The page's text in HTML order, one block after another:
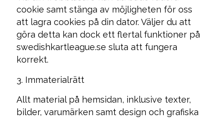
cookie samt stänga av möjligheten för oss
att lagra cookies på din dator. Väljer du att
göra detta kan dock ett flertal funktioner på
swedishkartleague.se sluta att fungera
korrekt.
3. Immaterialrätt
Allt material på hemsidan, inklusive texter,
bilder, varumärken samt design och grafiska